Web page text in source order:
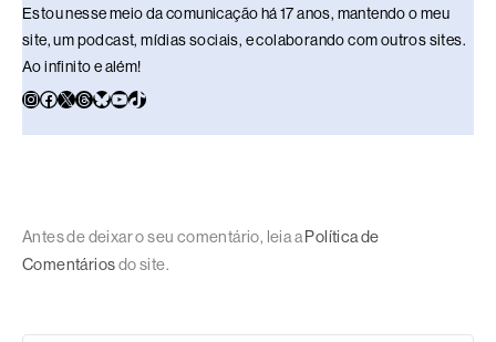
Estou nesse meio da comunicação há 17 anos, mantendo o meu
site, um podcast, mídias sociais, e colaborando com outros sites.
Ao infinito e além!
Antes de deixar o seu comentário, leia a Política de
Comentáriosdo site.